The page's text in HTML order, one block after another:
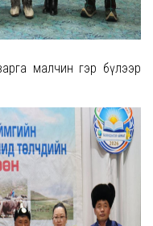
малчин гэр бүлээр